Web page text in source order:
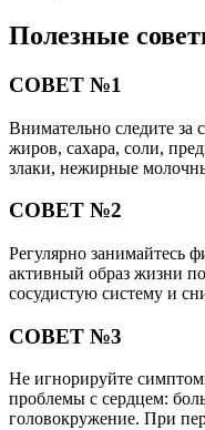
Полезные
СОВЕТ №1
Внимательно следите
жиров, сахара, соли,
злаки, нежирные
СОВЕТ №2
Регулярно занимайтесь
активный образ жизни
сосудистую систему и
СОВЕТ №3
Не игнорируйте
проблемы с сердцем:
головокружение. При